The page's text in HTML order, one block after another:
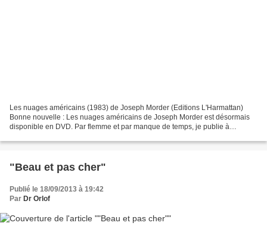
Les nuages américains (1983) de Joseph Morder (Editions L'Harmattan)
Bonne nouvelle : Les nuages américains de Joseph Morder est désormais
disponible en DVD. Par flemme et par manque de temps, je publie à
"Beau et pas cher"
Publié le 18/09/2013 à 19:42
Par Dr Orlof